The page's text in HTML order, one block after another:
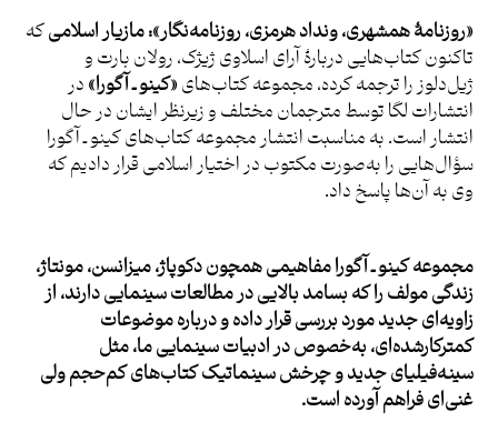
«روزنامۀ همشهری، ونداد هرمزی، روزنامه‌نگار»:مازیار اسلامیکه
تاکنون کتاب‌هایی دربارۀ آرای اسلاوی ژیژک، رولان بارت و
ژیل‌دلوز را ترجمه کرده، مجموعه کتاب‌های«کینو ـ آگورا»در
انتشارات لگا توسط مترجمان مختلف و زیرنظر ایشان در حال
انتشار است. به مناسبت انتشار مجموعه کتاب‌های کینو ـ آگورا
سؤال‌هایی را به‌صورت مکتوب در اختیار اسلامی قرار دادیم که
وی به آن‌ها پاسخ داد.
‌مجموعه کینو ـ آگورا مفاهیمی همچون دکوپاژ، میزانسن، مونتاژ،
زندگی مولف را که بسامد بالایی در مطالعات سینمایی دارند، از
زاویه‌ای جدید مورد بررسی قرار داده و درباره موضوعات
کمترکارشده‌ای، به‌خصوص در ادبیات سینمایی ما، مثل
سینه‌فیلیای جدید و چرخش سینماتیک کتاب‌های کم‌حجم ولی
غنی‌ای فراهم آورده است.